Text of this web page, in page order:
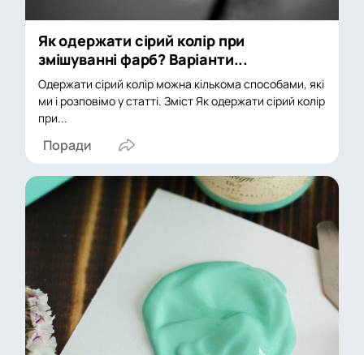
Як одержати сірий колір при
змішуванні фарб? Варіанти...
Одержати сірий колір можна кількома способами, які
ми і розповімо у статті. Зміст Як одержати сірий колір
при...
Поради